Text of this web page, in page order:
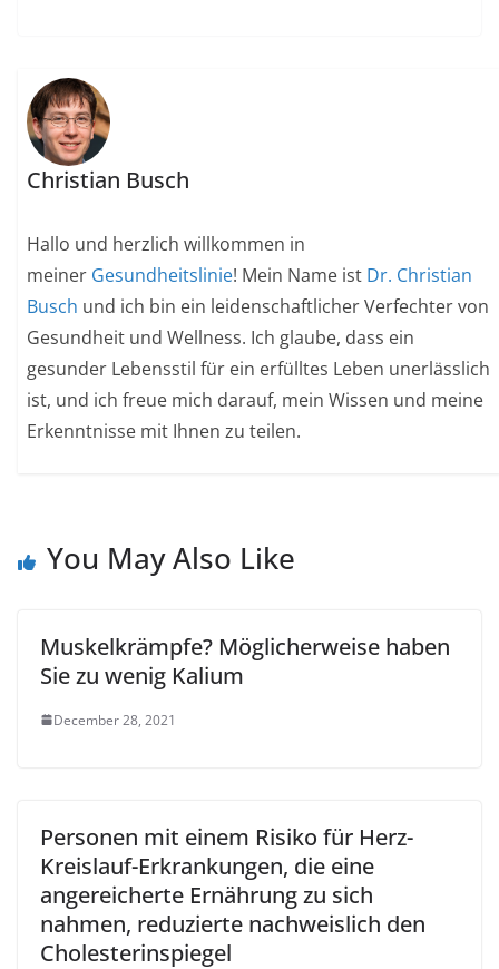
Christian Busch
Hallo und herzlich willkommen in
meiner Gesundheitslinie! Mein Name ist Dr. Christian
Busch und ich bin ein leidenschaftlicher Verfechter von
Gesundheit und Wellness. Ich glaube, dass ein
gesunder Lebensstil für ein erfülltes Leben unerlässlich
ist, und ich freue mich darauf, mein Wissen und meine
Erkenntnisse mit Ihnen zu teilen.
You May Also Like
Muskelkrämpfe? Möglicherweise haben
Sie zu wenig Kalium
December 28, 2021
Personen mit einem Risiko für Herz-
Kreislauf-Erkrankungen, die eine
angereicherte Ernährung zu sich
nahmen, reduzierte nachweislich den
Cholesterinspiegel